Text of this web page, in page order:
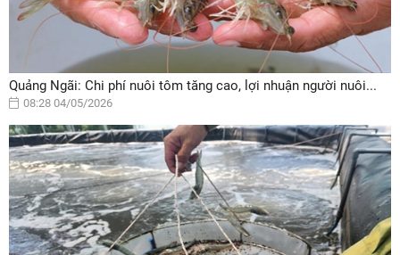
Quảng Ngãi: Chi phí nuôi tôm tăng cao, lợi nhuận người nuôi...
08:28 04/05/2026